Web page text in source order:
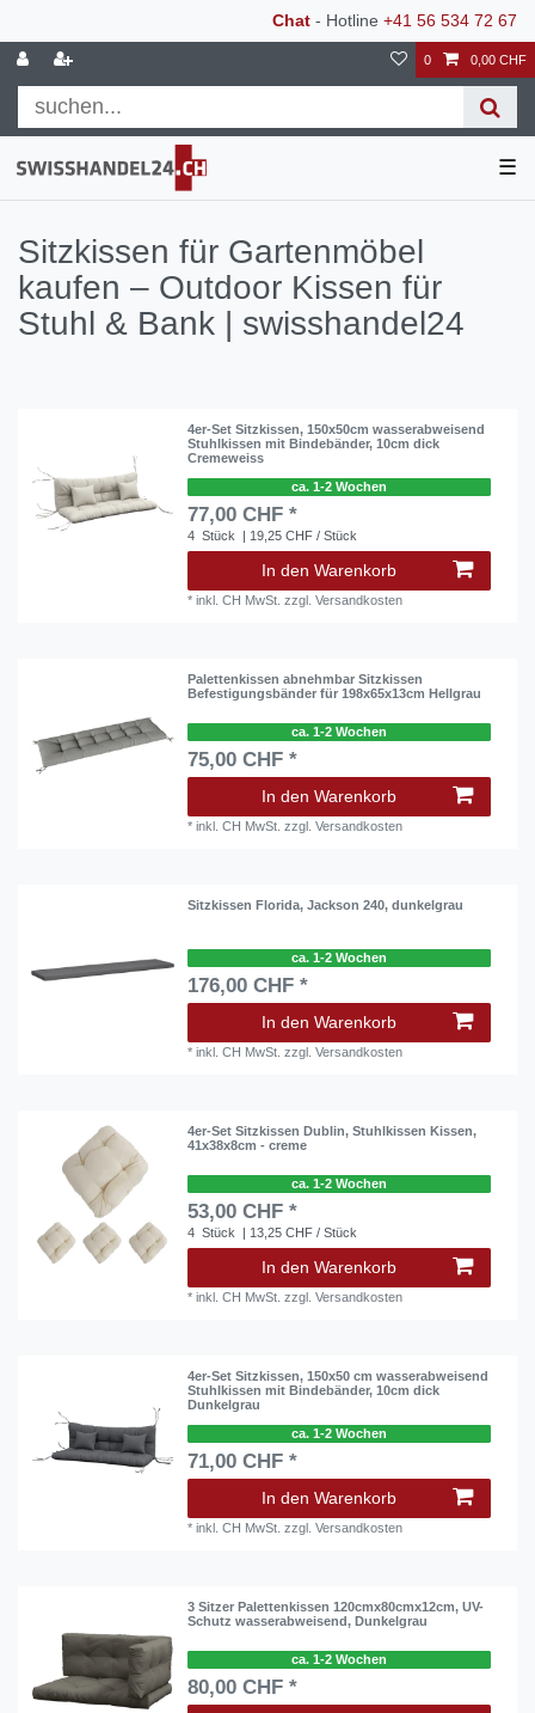
Chat - Hotline +41 56 534 72 67
0 0,00 CHF
☰
Sitzkissen für Gartenmöbel
kaufen – Outdoor Kissen für
Stuhl & Bank | swisshandel24
4er-Set Sitzkissen, 150x50cm wasserabweisend
Stuhlkissen mit Bindebänder, 10cm dick
Cremeweiss
ca. 1-2 Wochen
77,00 CHF *
4 Stück | 19,25 CHF / Stück
In den Warenkorb
*inkl. CH MwSt. zzgl.Versandkosten
Palettenkissen abnehmbar Sitzkissen
Befestigungsbänder für 198x65x13cm Hellgrau
ca. 1-2 Wochen
75,00 CHF *
In den Warenkorb
*inkl. CH MwSt. zzgl.Versandkosten
Sitzkissen Florida, Jackson 240, dunkelgrau
ca. 1-2 Wochen
176,00 CHF *
In den Warenkorb
*inkl. CH MwSt. zzgl.Versandkosten
4er-Set Sitzkissen Dublin, Stuhlkissen Kissen,
41x38x8cm - creme
ca. 1-2 Wochen
53,00 CHF *
4 Stück | 13,25 CHF / Stück
In den Warenkorb
*inkl. CH MwSt. zzgl.Versandkosten
4er-Set Sitzkissen, 150x50 cm wasserabweisend
Stuhlkissen mit Bindebänder, 10cm dick
Dunkelgrau
ca. 1-2 Wochen
71,00 CHF *
In den Warenkorb
*inkl. CH MwSt. zzgl.Versandkosten
3 Sitzer Palettenkissen 120cmx80cmx12cm, UV-
Schutz wasserabweisend, Dunkelgrau
ca. 1-2 Wochen
80,00 CHF *